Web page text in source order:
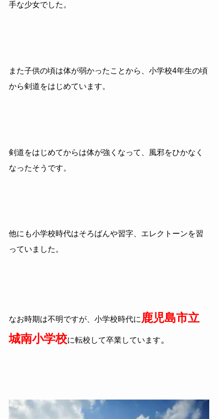
手な少女でした。
また子供の頃は体が弱かったことから、小学校4年生の頃
から剣道をはじめています。
剣道をはじめてからは体が強くなって、風邪をひかなく
なったそうです。
他にも小学校時代はそろばんや習字、エレクトーンを習
っていました。
なお時期は不明ですが、小学校時代に 鹿児島市立
城南小学校に転校して卒業しています。